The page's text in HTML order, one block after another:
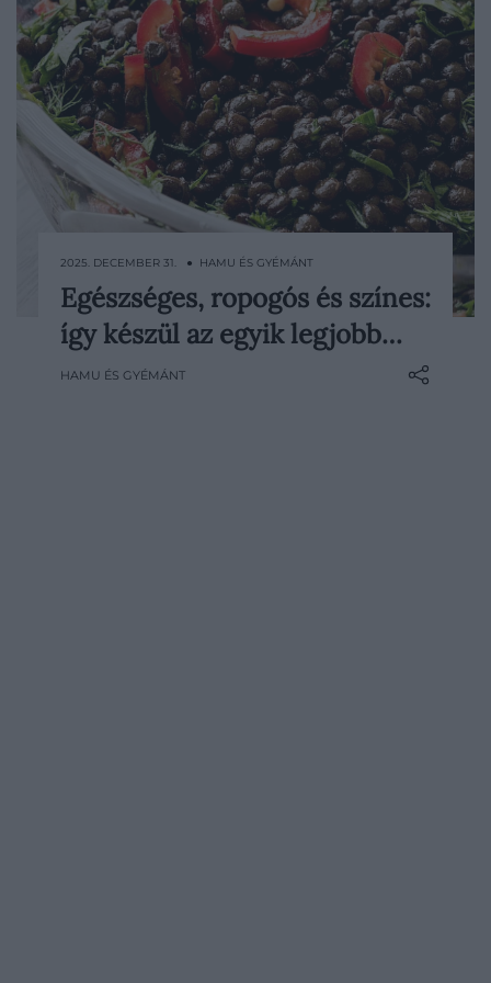
Az év utolsó napján jól jön egy olyan fogás,
ami nem nehezít el, mégis ünnepi
hangulatot teremt az asztalon – ez a
2025. DECEMBER 31. ● HAMU ÉS GYÉMÁNT
Egészséges, ropogós és színes:
így készül az egyik legjobb…
HAMU ÉS GYÉMÁNT